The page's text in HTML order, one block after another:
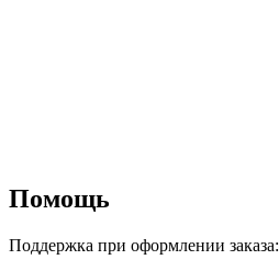
Помощь
Поддержка при оформлении заказа: